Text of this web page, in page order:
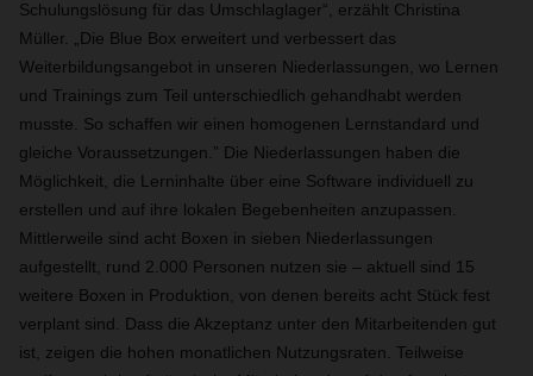
Schulungslösung für das Umschlaglager“, erzählt Christina
Müller. „Die Blue Box erweitert und verbessert das
Weiterbildungsangebot in unseren Niederlassungen, wo Lernen
und Trainings zum Teil unterschiedlich gehandhabt werden
musste. So schaffen wir einen homogenen Lernstandard und
gleiche Voraussetzungen.” Die Niederlassungen haben die
Möglichkeit, die Lerninhalte über eine Software individuell zu
erstellen und auf ihre lokalen Begebenheiten anzupassen.
Mittlerweile sind acht Boxen in sieben Niederlassungen
aufgestellt, rund 2.000 Personen nutzen sie – aktuell sind 15
weitere Boxen in Produktion, von denen bereits acht Stück fest
verplant sind. Dass die Akzeptanz unter den Mitarbeitenden gut
ist, zeigen die hohen monatlichen Nutzungsraten. Teilweise